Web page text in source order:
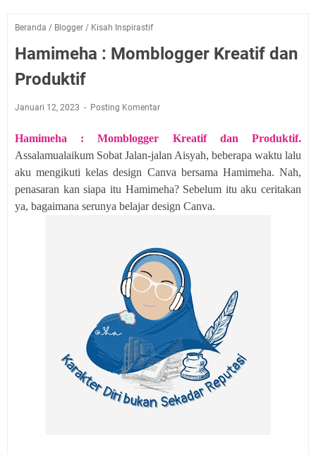
Beranda / Blogger / Kisah Inspirastif
Hamimeha : Momblogger Kreatif dan
Produktif
Januari 12, 2023 Posting Komentar
Hamimeha : Momblogger Kreatif dan Produktif.
Assalamualaikum Sobat Jalan-jalan Aisyah, beberapa waktu lalu
aku mengikuti kelas design Canva bersama Hamimeha. Nah,
penasaran kan siapa itu Hamimeha? Sebelum itu aku ceritakan
ya, bagaimana serunya belajar design Canva.